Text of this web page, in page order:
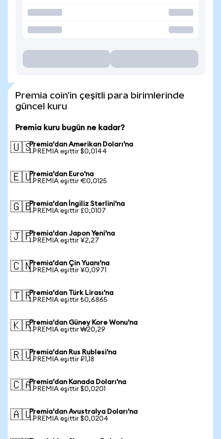
Premia coin'in çeşitli para birimlerinde
güncel kuru
Premia kuru bugün ne kadar?
🇺🇸Premia'dan Amerikan Doları'na
1 PREMIA eşittir $0,0144
🇪🇺Premia'dan Euro'na
1 PREMIA eşittir €0,0125
🇬🇧Premia'dan İngiliz Sterlini'na
1 PREMIA eşittir £0,0107
🇯🇵Premia'dan Japon Yeni'na
1 PREMIA eşittir ¥2,27
🇨🇳Premia'dan Çin Yuanı'na
1 PREMIA eşittir ¥0,0971
🇹🇷Premia'dan Türk Lirası'na
1 PREMIA eşittir ₺0,6865
🇰🇷Premia'dan Güney Kore Wonu'na
1 PREMIA eşittir ₩20,29
🇷🇺Premia'dan Rus Rublesi'na
1 PREMIA eşittir ₽1,18
🇨🇦Premia'dan Kanada Doları'na
1 PREMIA eşittir $0,0201
🇦🇺Premia'dan Avustralya Doları'na
1 PREMIA eşittir $0,0204